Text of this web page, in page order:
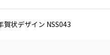
賀状デザイン NSS043